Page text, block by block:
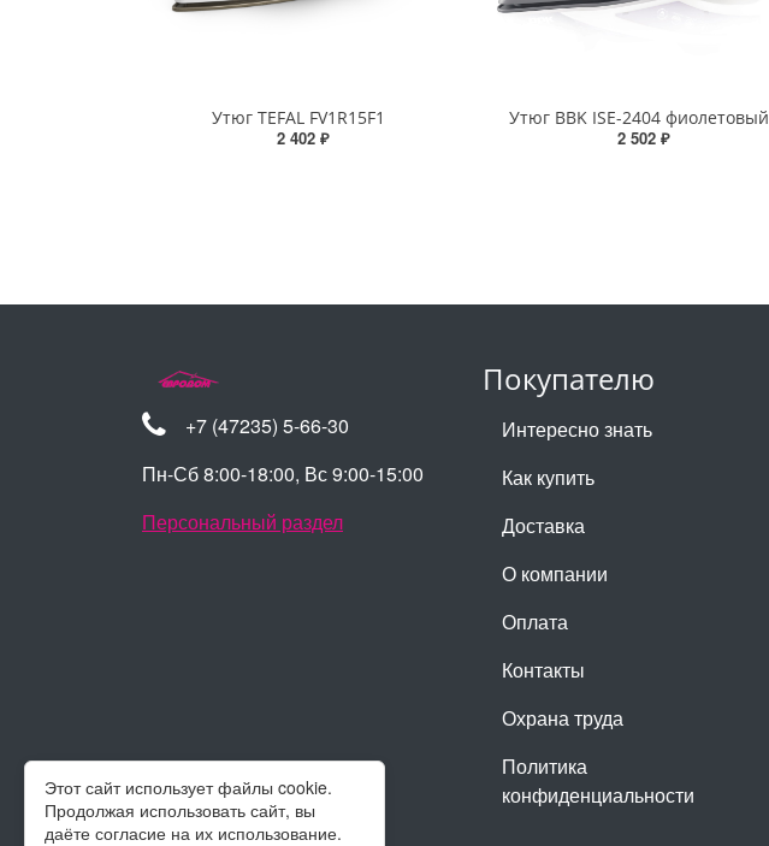
Этот сайт использует файлы cookie.
Продолжая использовать сайт, вы
даёте согласие на их использование.
Утюг TEFAL FV1R15F1
2 402 ₽
Утюг BBK ISE-2404 фиолетовый
2 502 ₽
Покупателю
Интересно знать
Как купить
Доставка
О компании
Оплата
Контакты
Охрана труда
Политика
конфиденциальности
+7 (47235) 5-66-30
Пн-Сб 8:00-18:00, Вс 9:00-15:00
Персональный раздел